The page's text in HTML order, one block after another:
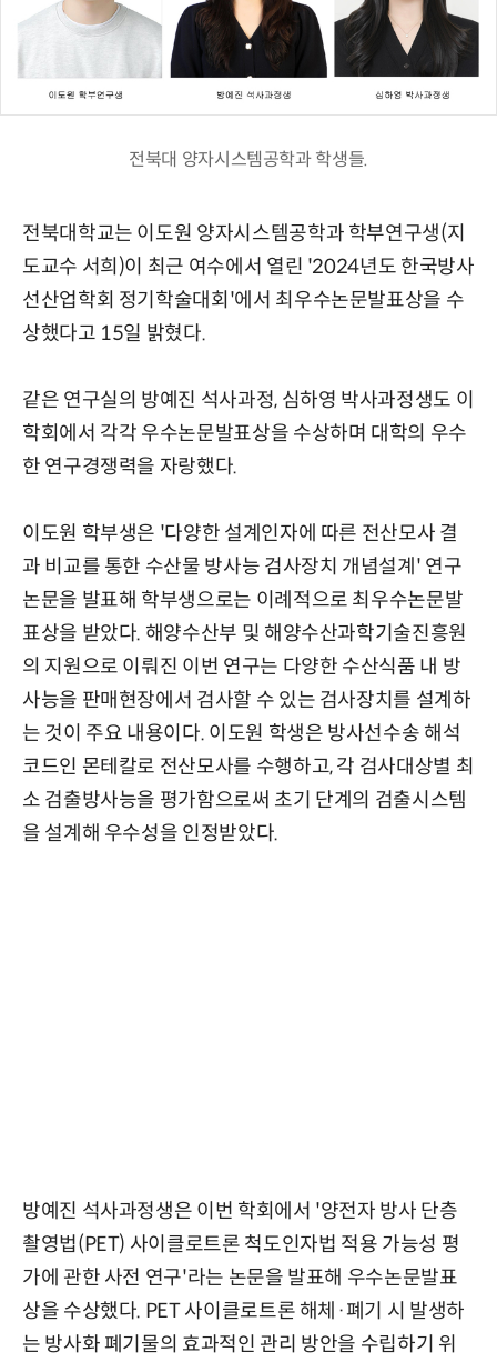
전북대 양자시스템공학과 학생들.
전북대학교는 이도원 양자시스템공학과 학부연구생(지
도교수 서희)이 최근 여수에서 열린 '2024년도 한국방사
선산업학회 정기학술대회'에서 최우수논문발표상을 수
상했다고 15일 밝혔다.
같은 연구실의 방예진 석사과정, 심하영 박사과정생도 이
학회에서 각각 우수논문발표상을 수상하며 대학의 우수
한 연구경쟁력을 자랑했다.
이도원 학부생은 '다양한 설계인자에 따른 전산모사 결
과 비교를 통한 수산물 방사능 검사장치 개념설계' 연구
논문을 발표해 학부생으로는 이례적으로 최우수논문발
표상을 받았다. 해양수산부 및 해양수산과학기술진흥원
의 지원으로 이뤄진 이번 연구는 다양한 수산식품 내 방
사능을 판매현장에서 검사할 수 있는 검사장치를 설계하
는 것이 주요 내용이다. 이도원 학생은 방사선수송 해석
코드인 몬테칼로 전산모사를 수행하고, 각 검사대상별 최
소 검출방사능을 평가함으로써 초기 단계의 검출시스템
을 설계해 우수성을 인정받았다.
방예진 석사과정생은 이번 학회에서 '양전자 방사 단층
촬영법(PET) 사이클로트론 척도인자법 적용 가능성 평
가에 관한 사전 연구'라는 논문을 발표해 우수논문발표
상을 수상했다. PET 사이클로트론 해체·폐기 시 발생하
는 방사화 폐기물의 효과적인 관리 방안을 수립하기 위